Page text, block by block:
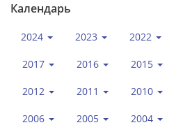
Календарь
2024 2023 2022
2017 2016 2015
2012 2011 2010
2006 2005 2004